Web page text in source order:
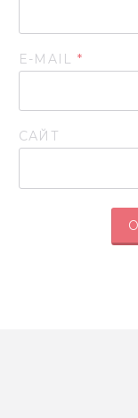
E-MAIL *
САЙТ